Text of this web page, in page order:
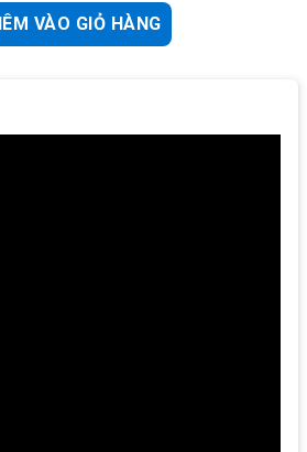
trong nhà xoay ngang 340, WiFi
VÀO GIỎ HÀNG